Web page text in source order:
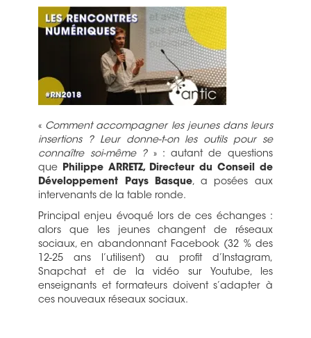
« Comment accompagner les jeunes dans leurs
insertions ? Leur donne-t-on les outils pour se
connaître soi-même ?» : autant de questions
que Philippe ARRETZ, Directeur du Conseil de
Développement Pays Basque, a posées aux
intervenants de la table ronde.
Principal enjeu évoqué lors de ces échanges :
alors que les jeunes changent de réseaux
sociaux, en abandonnant Facebook (32 % des
12-25 ans l’utilisent) au profit d’Instagram,
Snapchat et de la vidéo sur Youtube, les
enseignants et formateurs doivent s’adapter à
ces nouveaux réseaux sociaux.